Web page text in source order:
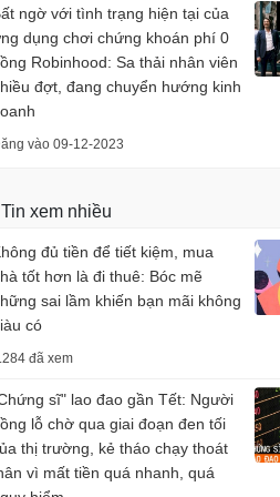
ngờ với tình trạng hiện tại của
dụng chơi chứng khoán phí 0
Robinhood: Sa thải nhân viên
đợt, đang chuyển hướng kinh
vào 09-12-2023
Tin xem nhiều
đủ tiền để tiết kiệm, mua
tốt hơn là đi thuê: Bóc mẽ
sai lầm khiến bạn mãi không
có
đã xem
sĩ" lao đao gần Tết: Người
lỗ chờ qua giai đoạn đen tối
thị trường, kẻ tháo chạy thoát
vì mất tiền quá nhanh, quá